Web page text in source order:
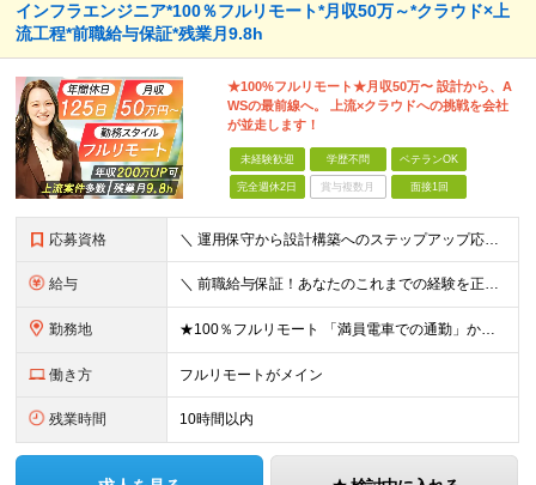
インフラエンジニア*100％フルリモート*月収50万～*クラウド×上
流工程*前職給与保証*残業月9.8h
★100%フルリモート★月収50万〜 設計から、A
WSの最前線へ。 上流×クラウドへの挑戦を会社
が並走します！
未経験歓迎 学歴不問 ベテランOK
完全週休2日 賞与複数月 面接1回
応募資格 ＼ 運用保守から設計構築へのステップアップ応援！ ／ ★学歴・分野不問（運用保守経験のみでも歓迎） ★「設計・構築に挑戦したい」「市場価値を高めたい」という意欲を重視！ ┗豊富な案件（SIer直下など
給与 ＼ 前職給与保証！あなたのこれまでの経験を正当評価 ／ ★月収50万円～スタート！【年俸600万～1,162万8,000円（12分割）】 ――「頑張りが給与に直結しない…」そんな不満とは無縁の環境で
勤務地 ★100％フルリモート 「満員電車での通勤」から卒業できます！ ★転勤なし 【本社】 東京都新宿区神楽坂1-2 研究社英語センタービル3階 本社またはプロジェクト先にて勤務いただきます！ ※プロジ
働き方 フルリモートがメイン
残業時間 10時間以内